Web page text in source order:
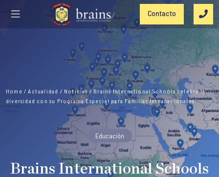
Contacto
Home /Actualidad / Noticias/Brains International Schools celebra la
diversidad con su Programa Especial para Familias Internacionales
Educación
Brains International Schools